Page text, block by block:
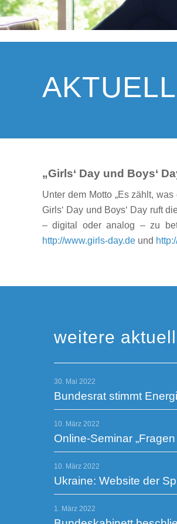
„Girls‘ Day und Boys‘
Unter dem Motto „Es zählt,
Girls‘ Day und Boys‘ Day ruft
– digital oder analog – zu
http://www.girls-day.de und
weitere
30. Mai 2022
Bundesrat stimmt
10. März 2022
Online-Seminar
10. März 2022
Ukraine: Website der
1. März 2022